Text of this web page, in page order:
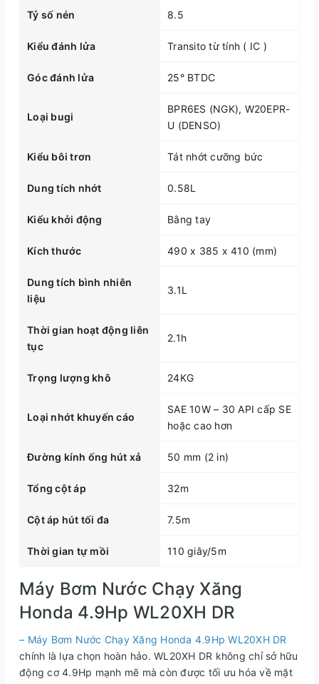
Tỷ số nén 8.5
Kiểu đánh lửa Transito từ tính ( IC )
Góc đánh lửa 25° BTDC
Loại bugi
BPR6ES (NGK), W20EPR-
U (DENSO)
Kiểu bôi trơn Tát nhớt cưỡng bức
Dung tích nhớt 0.58L
Kiểu khởi động Bằng tay
Kích thước 490 x 385 x 410 (mm)
Dung tích bình nhiên
liệu
3.1L
Thời gian hoạt động liên
tục
2.1h
Trọng lượng khô 24KG
Loại nhớt khuyến cáo
SAE 10W – 30 API cấp SE
hoặc cao hơn
Đường kính ống hút xả 50 mm (2 in)
Tổng cột áp 32m
Cột áp hút tối đa 7.5m
Thời gian tự mồi 110 giây/5m
Máy Bơm Nước Chạy Xăng
Honda 4.9Hp WL20XH DR
– Máy Bơm Nước Chạy Xăng Honda 4.9Hp WL20XH DR
chính là lựa chọn hoàn hảo. WL20XH DR không chỉ sở hữu
động cơ 4.9Hp mạnh mẽ mà còn được tối ưu hóa về mặt